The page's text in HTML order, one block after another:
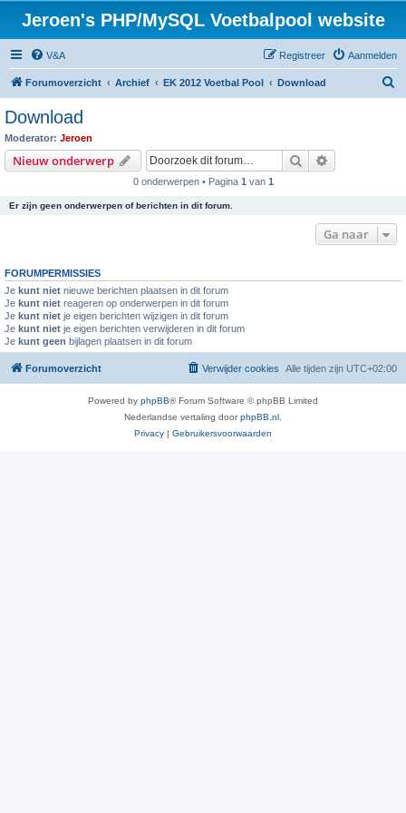
Jeroen's PHP/MySQL Voetbalpool website
V&A Aanmelden
Registreer
Forumoverzicht Archief EK 2012 Voetbal Pool Download
Download
Moderator: Jeroen
Nieuw onderwerp Zoek
0 onderwerpen • Pagina 1 van 1
Er zijn geen onderwerpen of berichten in dit forum.
Ga naar
FORUMPERMISSIES
Je kunt niet nieuwe berichten plaatsen in dit forum
Je kunt niet reageren op onderwerpen in dit forum
Je kunt niet je eigen berichten wijzigen in dit forum
Je kunt niet je eigen berichten verwijderen in dit forum
Je kunt geen bijlagen plaatsen in dit forum
Forumoverzicht Alle tijden zijn UTC+02:00
Verwijder cookies
Powered by phpBB® Forum Software © phpBB Limited
Nederlandse vertaling doorphpBB.nl
Privacy | Gebruikersvoorwaarden